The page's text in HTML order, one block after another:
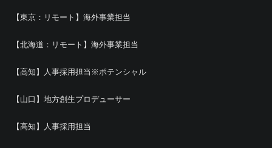
【東京：リモート】海外事業担当
【北海道：リモート】海外事業担当
【高知】人事採用担当※ポテンシャル
【山口】地方創生プロデューサー
【高知】人事採用担当